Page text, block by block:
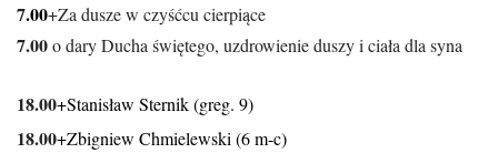
7.00+Za dusze w czyśćcu cierpiące
7.00o dary Ducha świętego, uzdrowienie duszy i ciała dla syna
18.00+Stanisław Sternik (greg. 9)
18.00+Zbigniew Chmielewski (6 m-c)